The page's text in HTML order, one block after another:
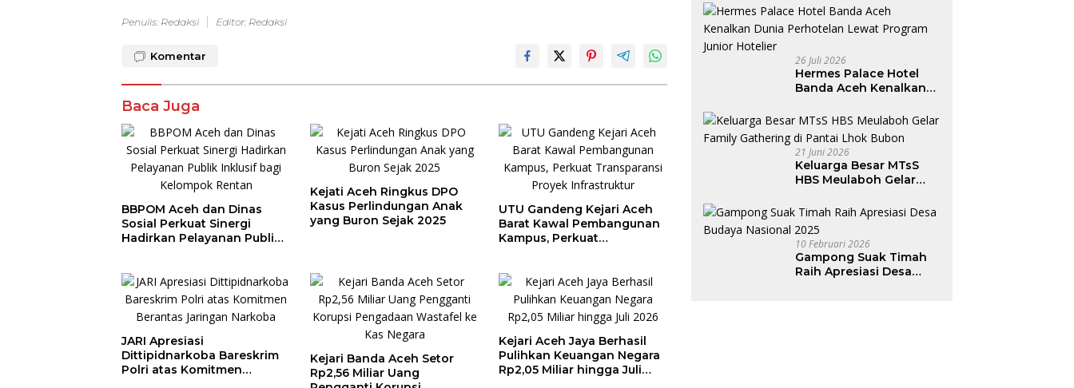
Penulis: Redaksi Editor: Redaksi
Komentar
Baca Juga
BBPOM Aceh dan Dinas
Sosial Perkuat Sinergi
Hadirkan Pelayanan Publik
Kejati Aceh Ringkus DPO
Kasus Perlindungan Anak
yang Buron Sejak 2025
UTU Gandeng Kejari Aceh
Barat Kawal Pembangunan
Kampus, Perkuat
JARI Apresiasi
Dittipidnarkoba Bareskrim
Polri atas Komitmen
Kejari Banda Aceh Setor
Rp2,56 Miliar Uang
Kejari Aceh Jaya Berhasil
Pulihkan Keuangan Negara
Rp2,05 Miliar hingga Juli
26 Juli 2026
Hermes Palace Hotel
Banda Aceh Kenalkan
Program Junior Hotelier
21 Juni 2026
Keluarga Besar MTsS
HBS Meulaboh Gelar
Pantai Lhok Bubon
10 Februari 2026
Gampong Suak Timah
Raih Apresiasi Desa